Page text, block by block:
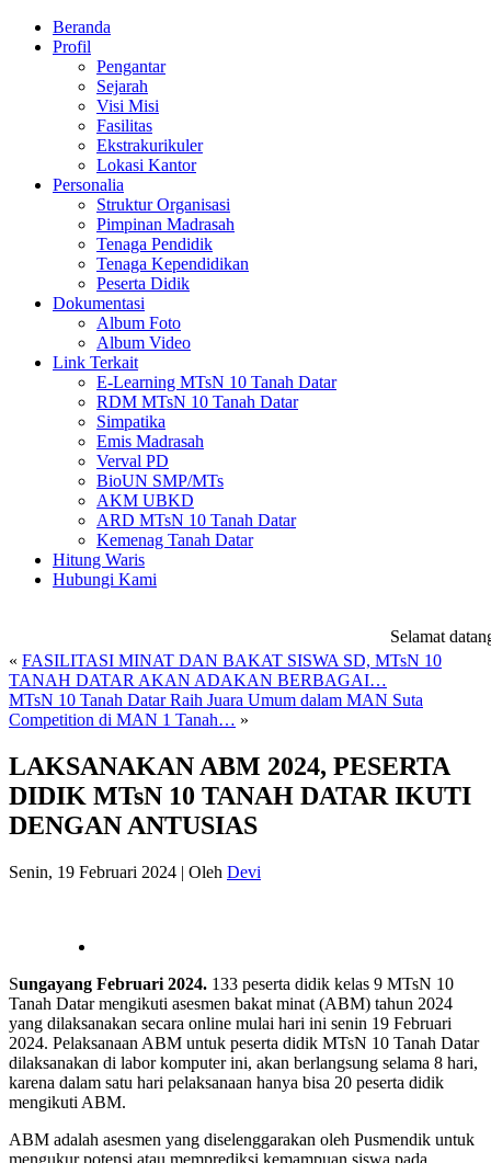
Beranda
Profil
Pengantar
Sejarah
Visi Misi
Fasilitas
Ekstrakurikuler
Lokasi Kantor
Personalia
Struktur Organisasi
Pimpinan Madrasah
Tenaga Pendidik
Tenaga Kependidikan
Peserta Didik
Dokumentasi
Album Foto
Album Video
Link Terkait
E-Learning MTsN 10 Tanah Datar
RDM MTsN 10 Tanah Datar
Simpatika
Emis Madrasah
Verval PD
BioUN SMP/MTs
AKM UBKD
ARD MTsN 10 Tanah Datar
Kemenag Tanah Datar
Hitung Waris
Hubungi Kami
Selamat datang
« FASILITASI MINAT DAN BAKAT SISWA SD, MTsN 10
TANAH DATAR AKAN ADAKAN BERBAGAI…
MTsN 10 Tanah Datar Raih Juara Umum dalam MAN Suta
Competition di MAN 1 Tanah… »
LAKSANAKAN ABM 2024, PESERTA
DIDIK MTsN 10 TANAH DATAR IKUTI
DENGAN ANTUSIAS
Senin, 19 Februari 2024 | Oleh Devi
Sungayang Februari 2024. 133 peserta didik kelas 9 MTsN 10
Tanah Datar mengikuti asesmen bakat minat (ABM) tahun 2024
yang dilaksanakan secara online mulai hari ini senin 19 Februari
2024. Pelaksanaan ABM untuk peserta didik MTsN 10 Tanah Datar
dilaksanakan di labor komputer ini, akan berlangsung selama 8 hari,
karena dalam satu hari pelaksanaan hanya bisa 20 peserta didik
mengikuti ABM.
ABM adalah asesmen yang diselenggarakan oleh Pusmendik untuk
mengukur potensi atau memprediksi kemampuan siswa pada